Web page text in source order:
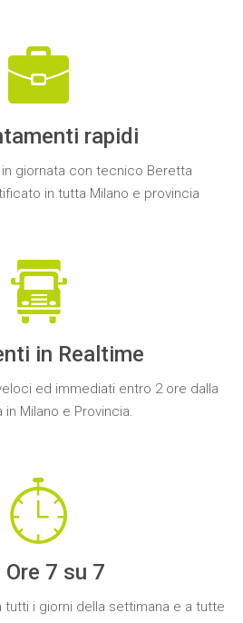
rapidi
giornata con tecnico Beretta
in tutta Milano e provincia
in Realtime
ed immediati entro 2 ore dalla
in Milano e Provincia.
Ore 7 su 7
tutti i giorni della settimana e a tutte